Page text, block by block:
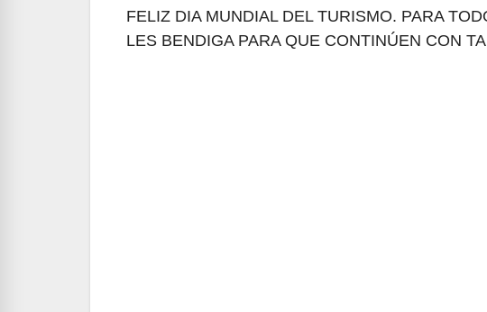
FELIZ DIA MUNDIAL DEL TURISMO. PARA
LES BENDIGA PARA QUE CONTINÚEN CON